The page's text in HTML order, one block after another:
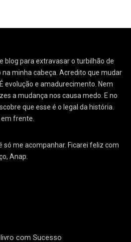
blog para extravasar o turbilhão de
minha cabeça. Acredito que mudar
evolução e amadurecimento. Nem
a mudança nos causa medo. E no
que esse é o legal da história.
frente.
só me acompanhar. Ficarei feliz com
Anap.
com Sucesso